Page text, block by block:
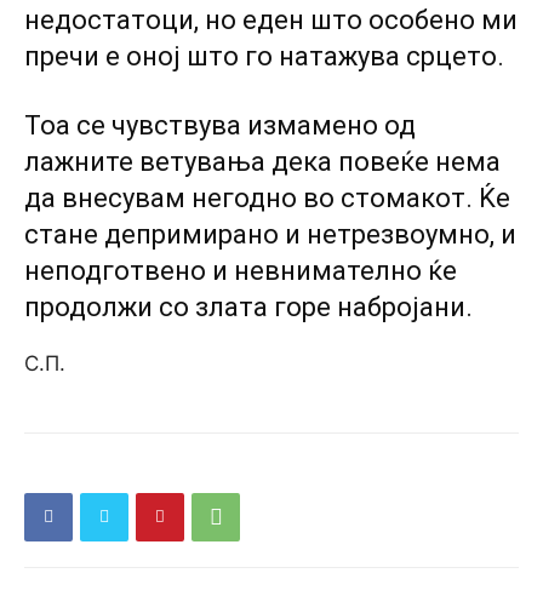
недостатоци, но еден што особено ми
пречи е оној што го натажува срцето.
Тоа се чувствува измамено од
лажните ветувања дека повеќе нема
да внесувам негодно во стомакот. Ќе
стане депримирано и нетрезвоумно, и
неподготвено и невнимателно ќе
продолжи со злата горе набројани.
С.П.